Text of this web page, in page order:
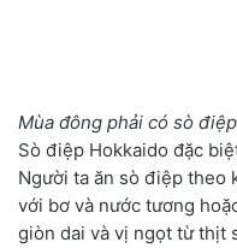
Mùa đông phải có sò điệp
Sò điệp Hokkaido đặc
Người ta ăn sò điệp theo
với bơ và nước tương
giòn dai và vị ngọt từ thịt